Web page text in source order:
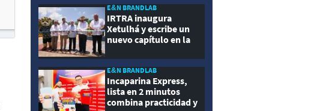
E&N BRANDLAB
IRTRA inaugura
Xetulhá y escribe un
nuevo capítulo en la
recreación de
Guatemala
E&N BRANDLAB
Incaparina Express,
lista en 2 minutos
combina practicidad y